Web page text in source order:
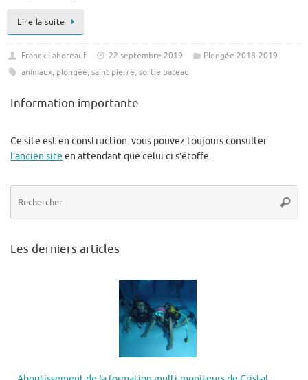
Lire la suite
Franck Lahoreauf 22 septembre 2019
Plongée 2018-2019
animaux, plongée, saint pierre, sortie bateau
Information importante
Ce site est en construction. vous pouvez toujours consulter
l’ancien site en attendant que celui ci s’étoffe.
Les derniers articles